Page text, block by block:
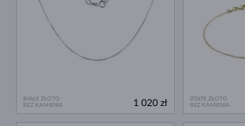
BIAŁE ZŁOTO
BEZ KAMIENIA
1 020 zł
ŻÓŁTE ZŁOTO
BEZ KAMIENIA